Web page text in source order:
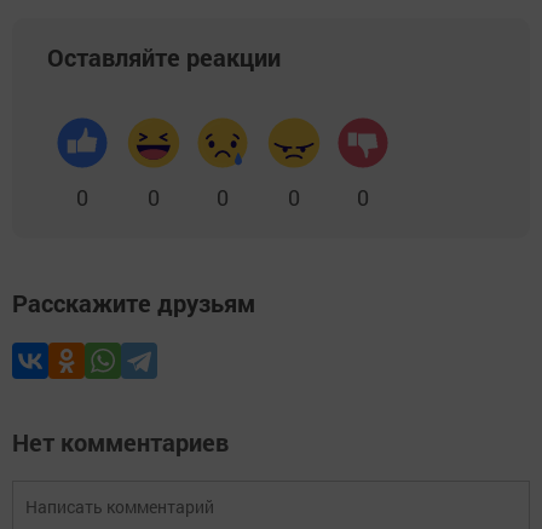
Оставляйте реакции
0 0 0 0 0
Расскажите друзьям
Нет комментариев